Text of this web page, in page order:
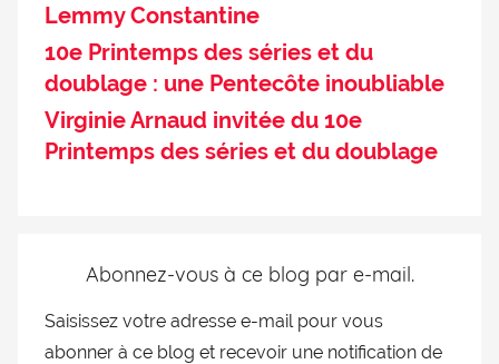
Lemmy Constantine
10e Printemps des séries et du
doublage : une Pentecôte inoubliable
Virginie Arnaud invitée du 10e
Printemps des séries et du doublage
Abonnez-vous à ce blog par e-mail.
Saisissez votre adresse e-mail pour vous
abonner à ce blog et recevoir une notification de